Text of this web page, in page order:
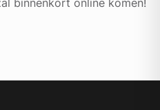
binnenkort online komen!